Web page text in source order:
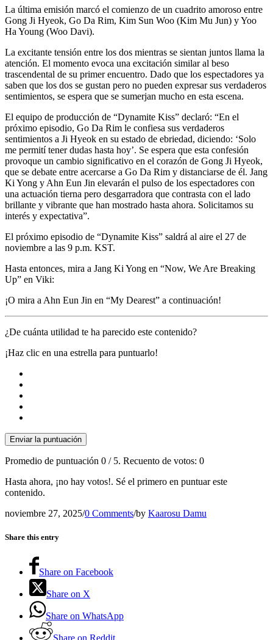
La última emisión marcó el comienzo de un cuadrito amoroso entre
Gong Ji Hyeok, Go Da Rim, Kim Sun Woo (Kim Mu Jun) y Yoo
Ha Young (Woo Davi).
La excitante tensión entre los dos mientras se sientan juntos llama la
atención. El momento evoca una excitación similar al beso
trascendental de su primer encuentro. Dado que los espectadores ya
saben que los dos se gustan pero no pueden expresar sus verdaderos
sentimientos, se espera que se sumerjan mucho en esta escena.
El equipo de producción de “Dynamite Kiss” declaró: “En el
próximo episodio, Go Da Rim le confiesa sus verdaderos
sentimientos a Ji Hyeok en su estado de ebriedad, diciendo: ‘Solo
me permití tener dudas hasta hoy’. Se espera que esta confesión
provoque un cambio significativo en el corazón de Gong Ji Hyeok,
que se debate entre acercarse a Go Da Rim y distanciarse de él. Jang
Ki Yong y Ahn Eun Jin elevarán el pulso de los espectadores con
una actuación tierna pero desgarradora que contrasta con el lado
brillante y vibrante que han mostrado hasta ahora. Solicitamos su
interés y expectativa”.
El próximo episodio de “Dynamite Kiss” saldrá al aire el 27 de
noviembre a las 9 p.m. KST.
Hasta entonces, mira a Jang Ki Yong en “Now, We Are Breaking
Up” en Viki:
¡O mira a Ahn Eun Jin en “My Dearest” a continuación!
¿De cuánta utilidad te ha parecido este contenido?
¡Haz clic en una estrella para puntuarlo!
Enviar la puntuación
Promedio de puntuación 0 / 5. Recuento de votos: 0
Hasta ahora, ¡no hay votos!. Sé el primero en puntuar este
contenido.
noviembre 27, 2025/0 Comments/by Kaarosu Damu
Share this entry
Share on Facebook
Share on X
Share on WhatsApp
Share on Reddit